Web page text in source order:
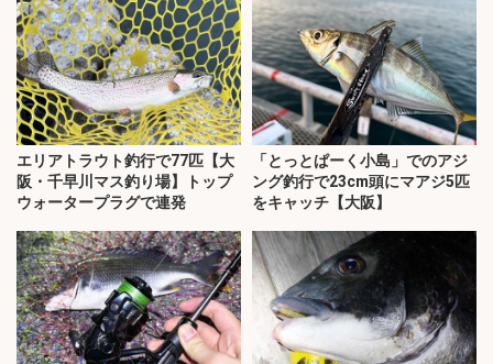
エリアトラウト釣行で77匹【大
阪・千早川マス釣り場】トップ
ウォータープラグで連発
「とっとぱーく小島」でのアジ
ング釣行で23cm頭にマアジ5匹
をキャッチ【大阪】